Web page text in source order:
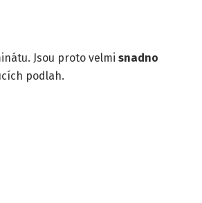
Jsou proto velmi snadno
podlah.